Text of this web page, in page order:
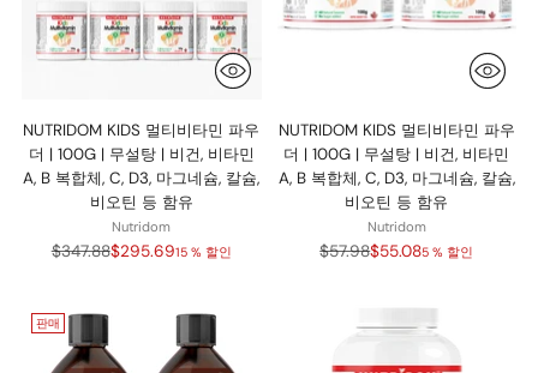
NUTRIDOM KIDS 멀티비타민 파우
더 | 100G | 무설탕 | 비건, 비타민
A, B 복합체, C, D3, 마그네슘, 칼슘,
비오틴 등 함유
Nutridom
정
$347.88$295.6915 % 할인
NUTRIDOM KIDS 멀티비타민 파우
더 | 100G | 무설탕 | 비건, 비타민
A, B 복합체, C, D3, 마그네슘, 칼슘,
비오틴 등 함유
Nutridom
정
$57.98$55.085 % 할인
판매